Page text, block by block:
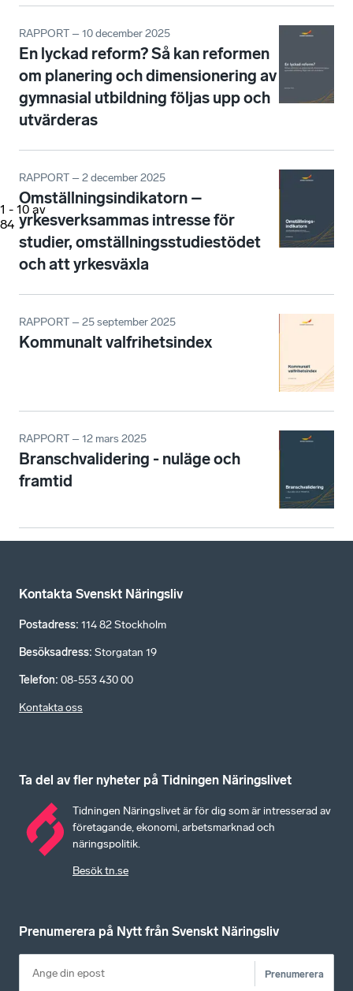
1 - 10 av
84
RAPPORT – 10 december 2025
En lyckad reform? Så kan reformen
om planering och dimensionering av
gymnasial utbildning följas upp och
utvärderas
RAPPORT – 2 december 2025
Omställningsindikatorn –
yrkesverksammas intresse för
studier, omställningsstudiestödet
och att yrkesväxla
RAPPORT – 25 september 2025
Kommunalt valfrihetsindex
RAPPORT – 12 mars 2025
Branschvalidering - nuläge och
framtid
Kontakta Svenskt Näringsliv
Postadress: 114 82 Stockholm
Besöksadress: Storgatan 19
Telefon: 08-553 430 00
Kontakta oss
Ta del av fler nyheter på Tidningen Näringslivet
Tidningen Näringslivet är för dig som är intresserad av
företagande, ekonomi, arbetsmarknad och
näringspolitik.
Besök tn.se
Prenumerera på Nytt från Svenskt Näringsliv
Prenumerera